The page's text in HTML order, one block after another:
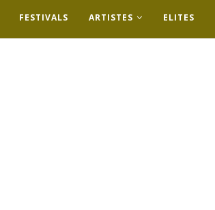
FESTIVALS ARTISTES ELITES